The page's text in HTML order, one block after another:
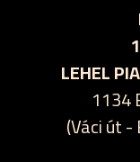
LEHEL
1134
(Váci út